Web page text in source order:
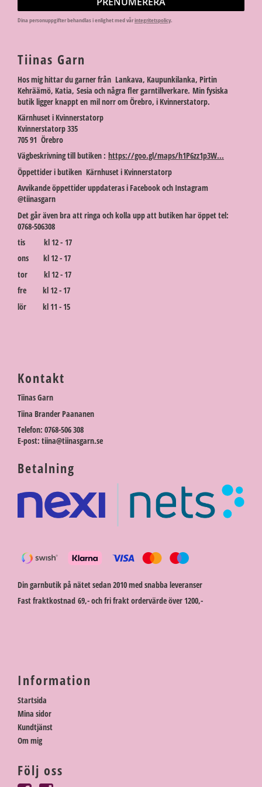
Dina personuppgifter behandlas i enlighet med vårintegritetspolicy.
Tiinas Garn
Hos mig hittar du garner från Lankava, Kaupunkilanka, Pirtin
Kehräämö, Katia, Sesia och några fler garntillverkare. Min fysiska
butik ligger knappt en mil norr om Örebro, i Kvinnerstatorp.
Kärnhuset i Kvinnerstatorp
Kvinnerstatorp 335
705 91 Örebro
Vägbeskrivning till butiken : https://goo.gl/maps/h1P6zz1p3W...
Öppettider i butiken Kärnhuset i Kvinnerstatorp
Avvikande öppettider uppdateras i Facebook och Instagram
@tiinasgarn
Det går även bra att ringa och kolla upp att butiken har öppet tel:
0768-506308
tis kl 12 - 17
ons kl 12 - 17
tor kl 12 - 17
fre kl 12 - 17
lör kl 11 - 15
Kontakt
Tiinas Garn
Tiina Brander Paananen
Telefon: 0768-506 308
E-post: tiina@tiinasgarn.se
Betalning
Din garnbutik på nätet sedan 2010 med snabba leveranser
Fast fraktkostnad 69,- och fri frakt ordervärde över 1200,-
Information
Startsida
Mina sidor
Kundtjänst
Om mig
Följ oss